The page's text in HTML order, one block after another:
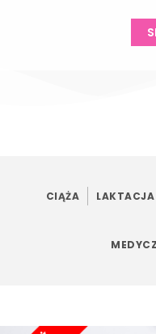
CIĄŻA LAKTACJA